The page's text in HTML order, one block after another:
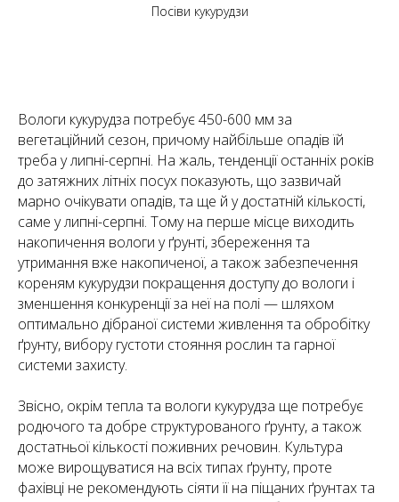
Посіви кукурудзи
Вологи кукурудза потребує 450-600 мм за
вегетаційний сезон, причому найбільше опадів їй
треба у липні-серпні. На жаль, тенденції останніх років
до затяжних літніх посух показують, що зазвичай
марно очікувати опадів, та ще й у достатній кількості,
саме у липні-серпні. Тому на перше місце виходить
накопичення вологи у ґрунті, збереження та
утримання вже накопиченої, а також забезпечення
кореням кукурудзи покращення доступу до вологи і
зменшення конкуренції за неї на полі — шляхом
оптимально дібраної системи живлення та обробітку
ґрунту, вибору густоти стояння рослин та гарної
системи захисту.
Звісно, окрім тепла та вологи кукурудза ще потребує
родючого та добре структурованого ґрунту, а також
достатньої кількості поживних речовин. Культура
може вирощуватися на всіх типах ґрунту, проте
фахівці не рекомендують сіяти її на піщаних ґрунтах та